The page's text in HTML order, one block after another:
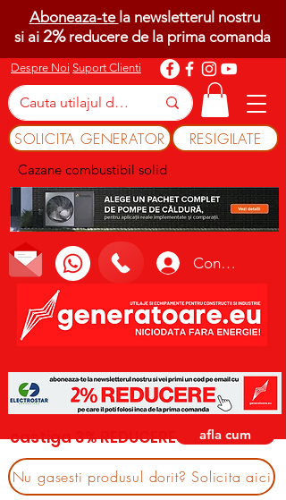
Despre Noi Suport Clienti
SOLICITA GENERATOR RESIGILATE
Cazane combustibil solid
Conectează-te
Aboneaza-te la newsletterul nostru
si ai 2%reducere de la prima comanda
castiga 3% REDUCERE afla cum
Nu gasesti produsul dorit? Solicita aici